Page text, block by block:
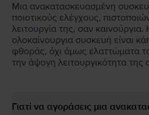
Μια ανακατασκευασμένη
ποιοτικούς ελέγχους,
λειτουργία της, σαν
ολοκαίνουργια συσκευή είναι
φθοράς, όχι όμως ελαττώματα
την άψογη λειτουργικότητα της
Γιατί να αγοράσεις μια